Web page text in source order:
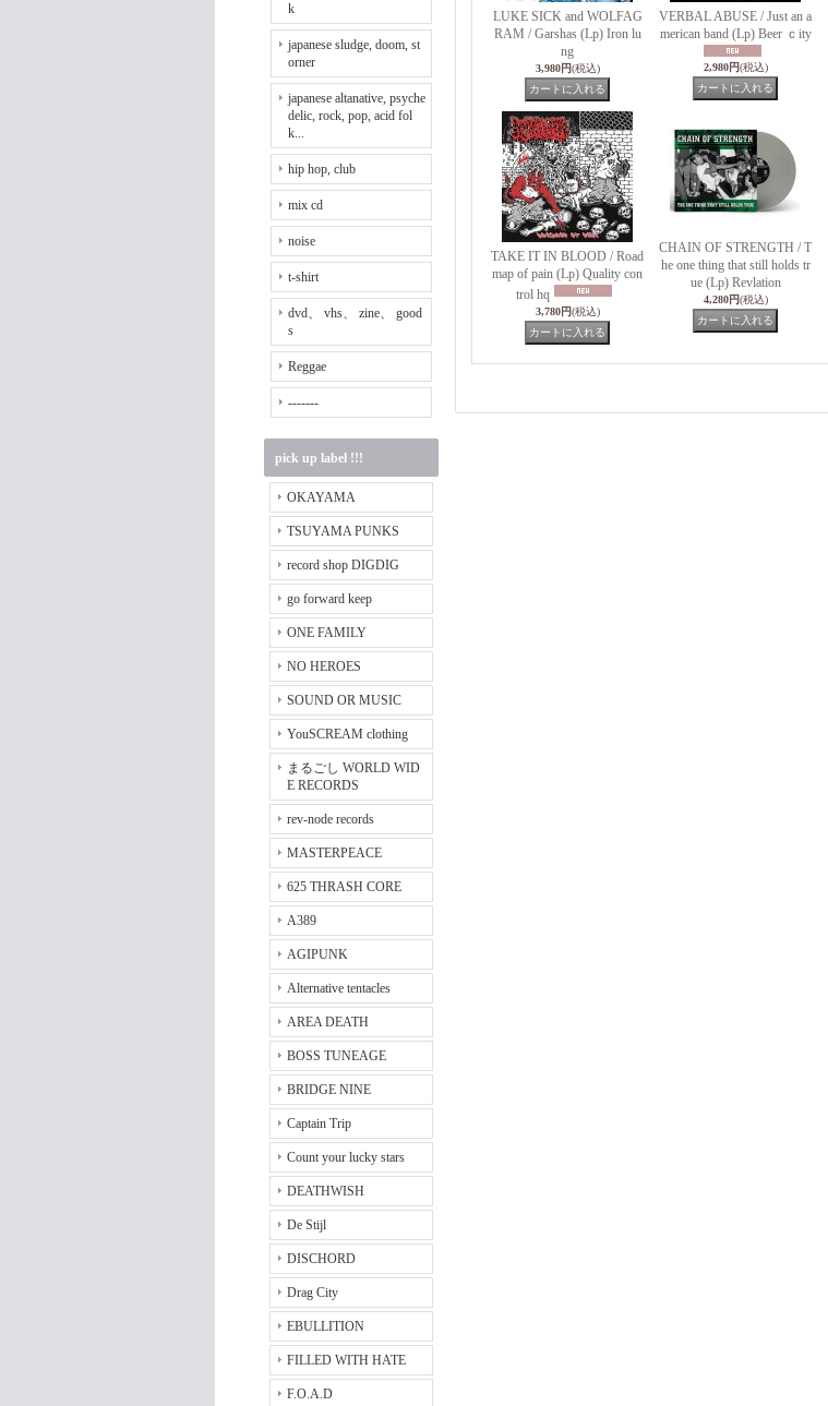
k
japanese sludge, doom, st
orner
japanese altanative, psyche
delic, rock, pop, acid fol
k...
hip hop, club
mix cd
noise
t-shirt
dvd、 vhs、 zine、 good
s
Reggae
-------
pick up label !!!
OKAYAMA
TSUYAMA PUNKS
record shop DIGDIG
go forward keep
ONE FAMILY
NO HEROES
SOUND OR MUSIC
YouSCREAM clothing
まるごし WORLD WID
E RECORDS
rev-node records
MASTERPEACE
625 THRASH CORE
A389
AGIPUNK
Alternative tentacles
AREA DEATH
BOSS TUNEAGE
BRIDGE NINE
Captain Trip
Count your lucky stars
DEATHWISH
De Stijl
DISCHORD
Drag City
EBULLITION
FILLED WITH HATE
F.O.A.D
LUKE SICK and WOLFAG
RAM / Garshas (Lp) Iron lu
ng
3,980円(税込)
VERBAL ABUSE / Just an a
merican band (Lp) Beer ｃity
2,980円(税込)
TAKE IT IN BLOOD / Road
map of pain (Lp) Quality con
trol hq
3,780円(税込)
CHAIN OF STRENGTH / T
he one thing that still holds tr
ue (Lp) Revlation
4,280円(税込)